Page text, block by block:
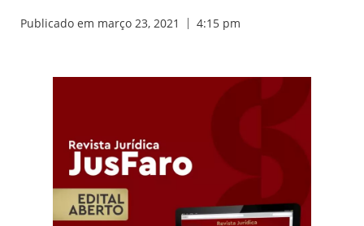
Publicado em março 23, 2021 4:15 pm